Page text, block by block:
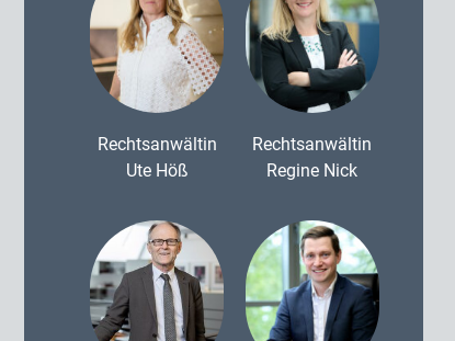
Rechtsanwältin
Ute Höß
Rechtsanwältin
Regine Nick